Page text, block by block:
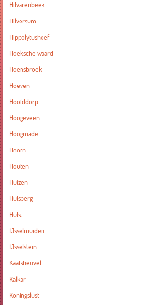
Hilvarenbeek
Hilversum
Hippolytushoef
Hoeksche waard
Hoensbroek
Hoeven
Hoofddorp
Hoogeveen
Hoogmade
Hoorn
Houten
Huizen
Hulsberg
Hulst
IJsselmuiden
IJsselstein
Kaatsheuvel
Kalkar
Koningslust